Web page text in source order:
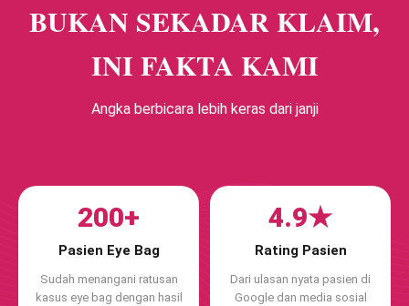
BUKAN SEKADAR KLAIM,
INI FAKTA KAMI
Angka berbicara lebih keras dari janji
200+
Pasien Eye Bag
Sudah menangani ratusan
kasus eye bag dengan hasil
4.9★
Rating Pasien
Dari ulasan nyata pasien di
Google dan media sosial